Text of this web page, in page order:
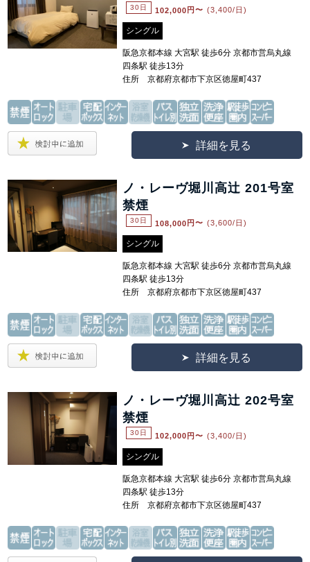
30日 102,000 円〜 (3,400/日)
シングル
阪急京都本線 大宮駅 徒歩6分 京都市営烏丸線
四条駅 徒歩13分
住所 京都府京都市下京区徳屋町437
詳細を見る
ノ・レーヴ堀川高辻 201号室
禁煙
30日 108,000 円〜 (3,600/日)
シングル
阪急京都本線 大宮駅 徒歩6分 京都市営烏丸線
四条駅 徒歩13分
住所 京都府京都市下京区徳屋町437
詳細を見る
ノ・レーヴ堀川高辻 202号室
禁煙
30日 102,000 円〜 (3,400/日)
シングル
阪急京都本線 大宮駅 徒歩6分 京都市営烏丸線
四条駅 徒歩13分
住所 京都府京都市下京区徳屋町437